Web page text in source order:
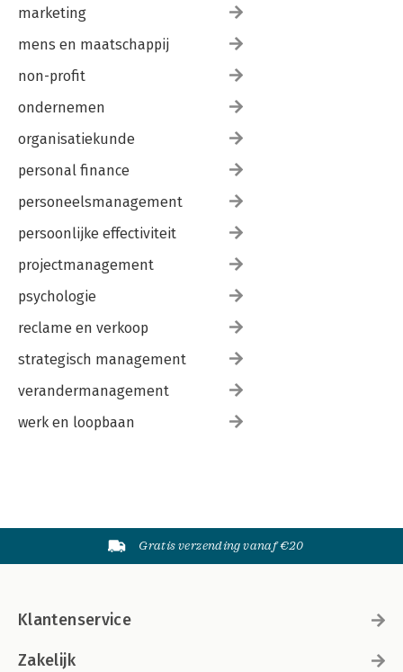
marketing
mens en maatschappij
non-profit
ondernemen
organisatiekunde
personal finance
personeelsmanagement
persoonlijke effectiviteit
projectmanagement
psychologie
reclame en verkoop
strategisch management
verandermanagement
werk en loopbaan
Gratis verzending vanaf €20
Klantenservice
Zakelijk